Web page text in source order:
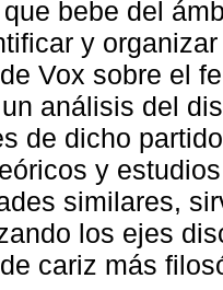
bebe del
y
Vox sobre el
análisis del
de dicho
y
similares,
los ejes
cariz más